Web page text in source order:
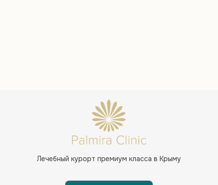
Лечебный курорт премиум класса в Крыму